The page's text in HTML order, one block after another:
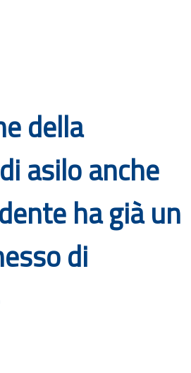
della
asilo anche
ha già un
di